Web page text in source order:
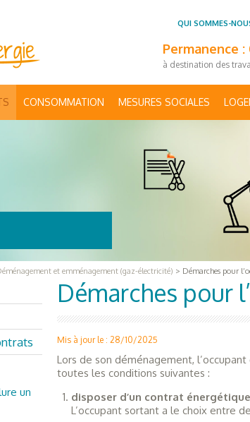
Permanence :
à destination des
QUI SOMMES-
CONSOMMATION MESURES SOCIALES
et emménagement (gaz-électricité) > Démarches pour
un
Démarches pour
Mis à jour le : 28/10/2025
Lors de son déménagement,
toutes les conditions suivantes :
disposer d’un contrat
L’occupant sortant a le choix entre